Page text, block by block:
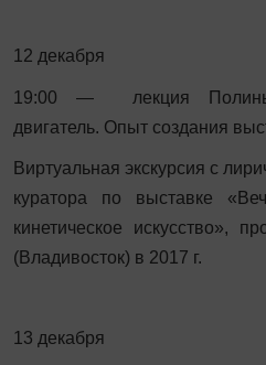
12 декабря
19:00 — лекция Полины
двигатель. Опыт создания
Виртуальная экскурсия с
куратора по выставке
кинетическое
(Владивосток) в 2017 г.
13 декабря